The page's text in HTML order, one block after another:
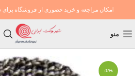
امکان مراجعه و خرید حضوری از فروشگاه برای
منو
-1%